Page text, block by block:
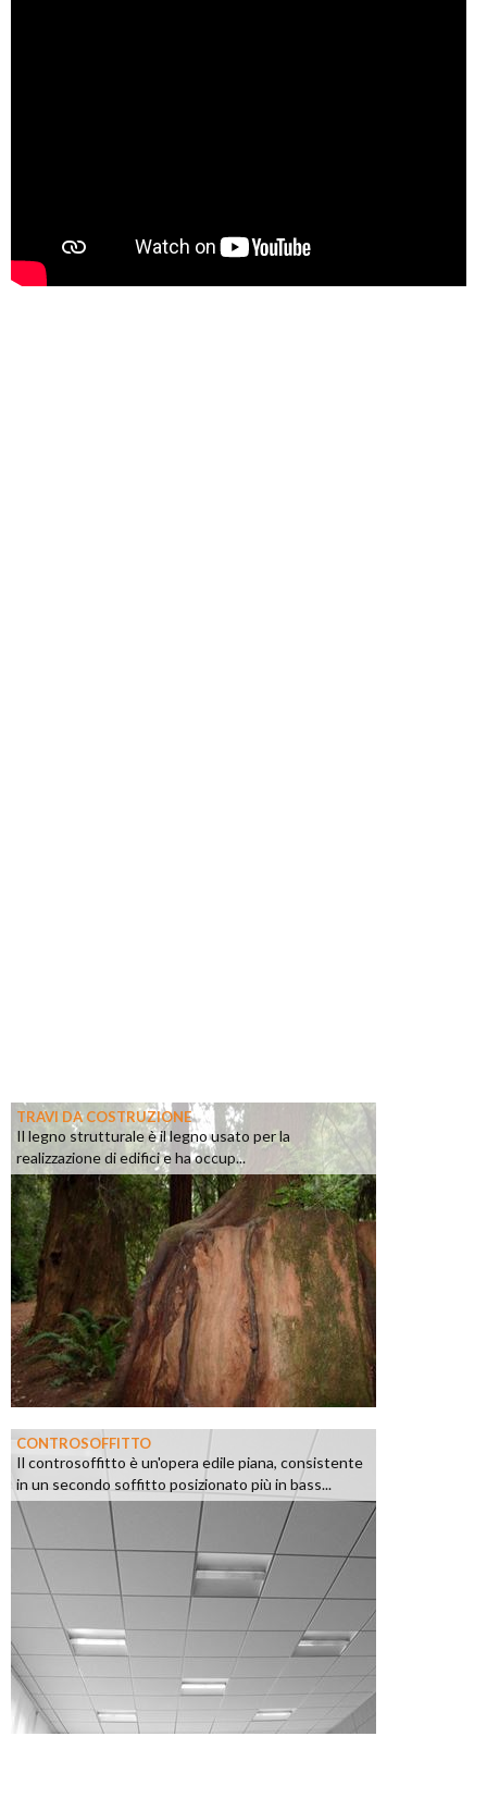
TRAVI DA COSTRUZIONE
Il legno strutturale è il legno usato per la
realizzazione di edifici e ha occup...
CONTROSOFFITTO
Il controsoffitto è un'opera edile piana, consistente
in un secondo soffitto posizionato più in bass...